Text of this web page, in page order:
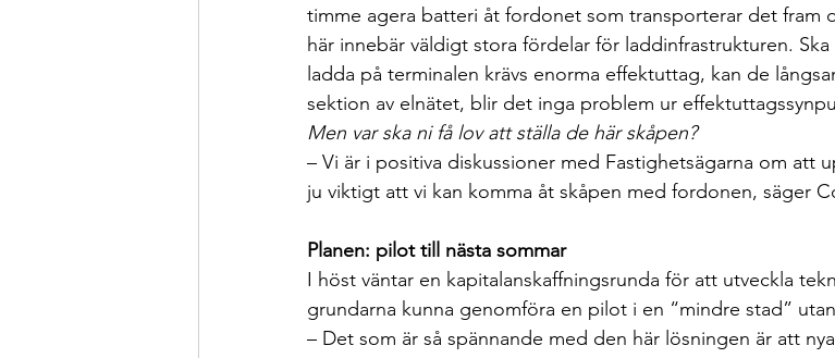
timme agera batteri åt fordonet som transporterar det fram
här innebär väldigt stora fördelar för laddinfrastrukturen.
ladda på terminalen krävs enorma effektuttag, kan de
sektion av elnätet, blir det inga problem ur
Men var ska ni få lov att ställa de här skåpen?
– Vi är i positiva diskussioner med Fastighetsägarna om att
ju viktigt att vi kan komma åt skåpen med fordonen, säger
Planen: pilot till nästa sommar
I höst väntar en kapitalanskaffningsrunda för att utveckla
grundarna kunna genomföra en pilot i en “mindre stad”
– Det som är så spännande med den här lösningen är att